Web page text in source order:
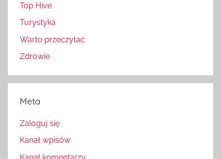
Top Hive
Turystyka
Warto przeczytać
Zdrowie
Meta
Zaloguj się
Kanał wpisów